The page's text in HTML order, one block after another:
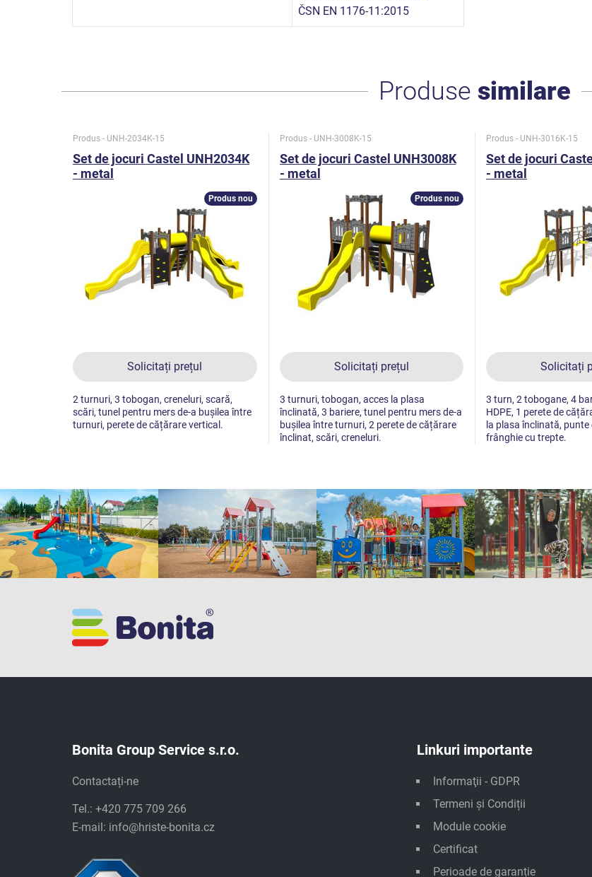
ČSN EN 1176-11:2015
Produse similare
Produs - UNH-2034K-15
Set de jocuri Castel UNH2034K
- metal
Solicitați prețul
Produs nou
2 turnuri, 3 tobogan, creneluri, scară,
scări, tunel pentru mers de-a bușilea între
turnuri, perete de cățărare vertical.
Produs - UNH-3008K-15
Set de jocuri Castel UNH3008K
- metal
Solicitați prețul
Produs nou
3 turnuri, tobogan, acces la plasa
înclinată, 3 bariere, tunel pentru mers de-a
bușilea între turnuri, 2 perete de cățărare
înclinat, scări, creneluri.
Produs - UNH-3016K-15
Set de jocuri
- metal
Solicitați
3 turn, 2 tobogane, 4
HDPE, 1 perete de
la plasa înclinată, punte
frânghie cu trepte.
Bonita Group Service s.r.o.
Contactați-ne
Tel.: +420 775 709 266
E-mail: info@hriste-bonita.cz
Linkuri importante
Informaţii - GDPR
Termeni și Condiții
Module cookie
Certificat
Perioade de garanție